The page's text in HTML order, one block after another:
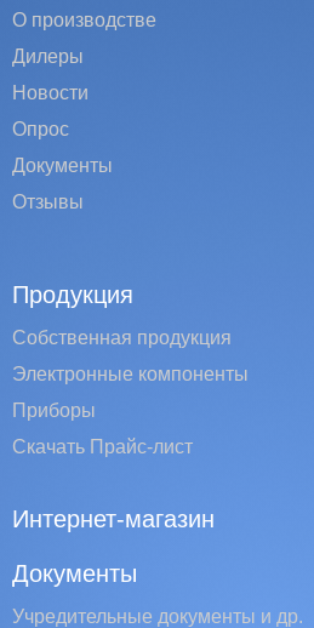
О производстве
Дилеры
Новости
Опрос
Документы
Отзывы
Продукция
Собственная продукция
Электронные компоненты
Приборы
Скачать Прайс-лист
Интернет-магазин
Документы
Учредительные документы и др.